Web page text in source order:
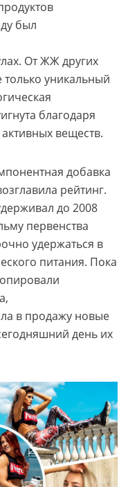
был
От ЖЖ других
только уникальный
благодаря
веществ.
добавка
рейтинг.
до 2008
первенства
удержаться в
питания. Пока
в продажу новые
день их